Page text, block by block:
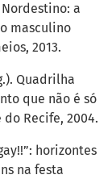
Nordestino: a
masculino
2013.
Quadrilha
que não é só
Recife, 2004.
horizontes
na festa